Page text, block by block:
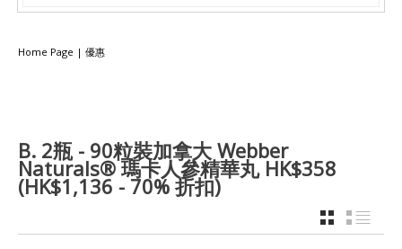
Home Page | 優惠
B. 2瓶 - 90粒裝加拿大 Webber
Naturals® 瑪卡人參精華丸 HK$358
(HK$1,136 - 70% 折扣)
GRID